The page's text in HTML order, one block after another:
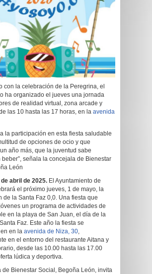
con la celebración de la Peregrina, el
ha organizado el jueves una jornada
de realidad virtual, zona arcade y
las 10 hasta las 17 horas, en la avenida
la participación en esta fiesta saludable
de opciones de ocio y que
año más, que la juventud sabe
beber”, señala la concejala de Bienestar
León
abril de 2025. El Ayuntamiento de
el próximo jueves, 1 de mayo, la
de la Santa Faz 0,0. Una fiesta que
un programa de actividades de
en la playa de San Juan, el día de la
Faz. Este año la fiesta se
en la avenida de Niza, 30
en el entorno del restaurante Aitana y
desde las 10.00 hasta las 17.00
lúdica y deportiva.
de Bienestar Social, Begoña León, invita